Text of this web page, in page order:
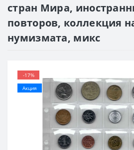
стран Мира,
повторов, коллекция
нумизмата, микс
-17%
Акция